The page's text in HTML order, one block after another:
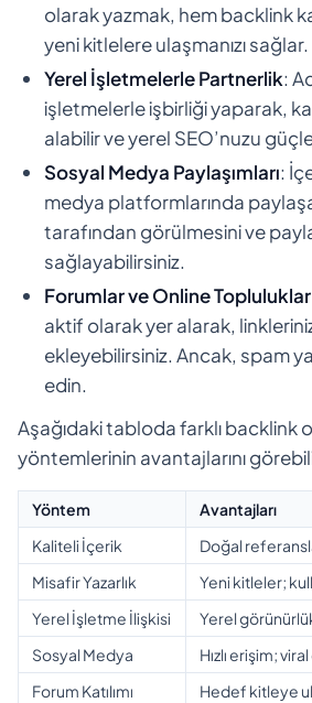
olarak yazmak, hem backlink
yeni kitlelere ulaşmanızı sağlar.
Yerel İşletmelerle Partnerlik:
işletmelerle işbirliği yaparak,
alabilir ve yerel SEO’nuzu
Sosyal Medya Paylaşımları:
medya platformlarında
tarafından görülmesini ve
sağlayabilirsiniz.
Forumlar ve Online Topluluklar
aktif olarak yer alarak,
ekleyebilirsiniz. Ancak, spam
edin.
Aşağıdaki tabloda farklı backlink
yöntemlerinin avantajlarını
Yöntem
Avantajları
Kaliteli İçerik
Doğal
Misafir Yazarlık
Yeni kitleler;
Yerel İşletme İlişkisi
Yerel
Sosyal Medya
Hızlı erişim;
Forum Katılımı
Hedef kitleye